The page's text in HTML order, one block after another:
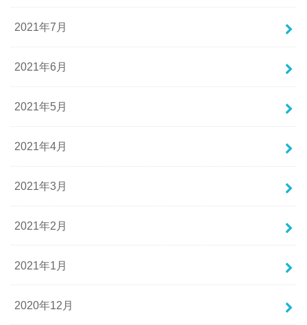
2021年7月
2021年6月
2021年5月
2021年4月
2021年3月
2021年2月
2021年1月
2020年12月